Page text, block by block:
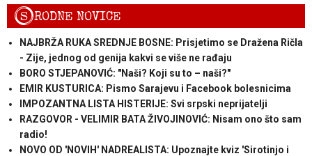
SRODNE NOVICE
NAJBRŽA RUKA SREDNJE BOSNE: Prisjetimo se Dražena Ričla
- Zije, jednog od genija kakvi se više ne rađaju
BORO STJEPANOVIĆ: "Naši? Koji su to – naši?"
EMIR KUSTURICA: Pismo Sarajevu i Facebook bolesnicima
IMPOZANTNA LISTA HISTERIJE: Svi srpski neprijatelji
RAZGOVOR - VELIMIR BATA ŽIVOJINOVIĆ: Nisam ono što sam
radio!
NOVO OD 'NOVIH' NADREALISTA: Upoznajte kviz 'Sirotinjo i